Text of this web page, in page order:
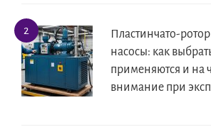
Пластинчато-
насосы: как
применяются и на
внимание при